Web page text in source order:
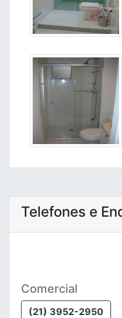
Telefones e
Comercial
(21) 3952-2950